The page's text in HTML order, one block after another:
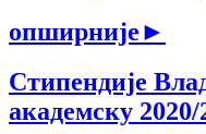
опширније►
Стипендије
академску 2020/